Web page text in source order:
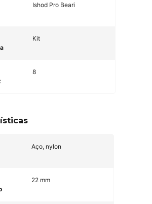
Ishod Pro Beari
Kit
8
Aço, nylon
22 mm